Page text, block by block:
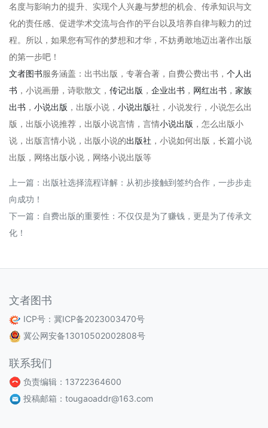
名度与影响力的提升、实现个人兴趣与梦想的机会、传承知识与文
化的责任感、促进学术交流与合作的平台以及培养自律与毅力的过
程。所以，如果您有写作的梦想和才华，不妨勇敢地迈出著作出版
的第一步吧！
文者图书服务涵盖：出书出版，专著合著，自费公费出书， 个人出
书 ，小说画册，诗歌散文， 传记出版 ， 企业出书 ， 网红出书 ， 家族
出书 ， 小说出版 ，出版小说， 小说出版社，小说发行，小说怎么出
版，出版小说推荐，出版小说言情，言情小说出版 ，怎么出版小
说，出版言情小说，出版小说的出版社 ，小说如何出版，长篇小说
出版，网络出版小说，网络小说出版等
上一篇： 出版社选择流程详解：从初步接触到签约合作，一步步走
向成功！
下一篇： 自费出版的重要性：不仅仅是为了赚钱，更是为了传承文
化！
文者图书
ICP号： 冀ICP备2023003470号
冀公网安备13010502002808号
联系我们
负责编辑：13722364600
投稿邮箱：tougaoaddr@163.com